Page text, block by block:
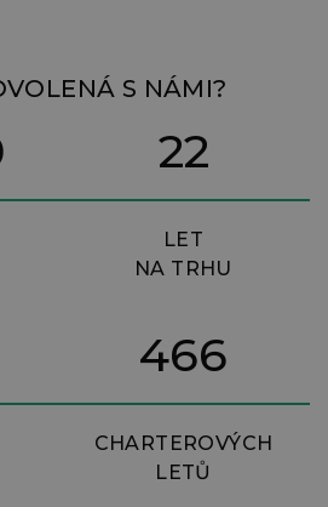
S NÁMI?
LET
NA TRHU
22
CHARTEROVÝCH
LETŮ
466